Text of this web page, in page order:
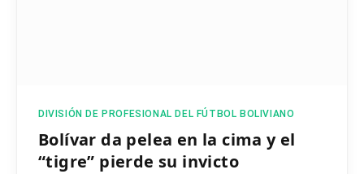
DIVISIÓN DE PROFESIONAL DEL FÚTBOL BOLIVIANO
Bolívar da pelea en la cima y el
“tigre” pierde su invicto